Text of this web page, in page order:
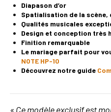
Diapason d’or
Spatialisation de la scène,
Qualités musicales
Design et conception très
Finition remarquable
Le mariage parfait pour
NOTE HP-10
Découvrez notre guide
« Ce modèle exclusif est